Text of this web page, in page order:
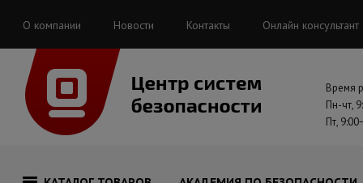
О компании Новости Контакты Онлайн консультант
Время
Пн-чт,
Пт,